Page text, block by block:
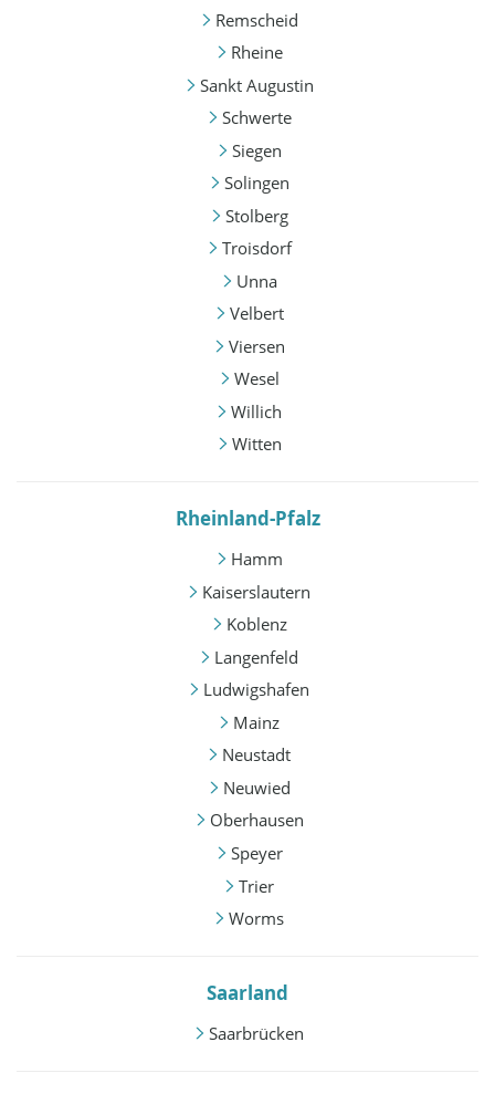
Remscheid
Rheine
Sankt Augustin
Schwerte
Siegen
Solingen
Stolberg
Troisdorf
Unna
Velbert
Viersen
Wesel
Willich
Witten
Rheinland-Pfalz
Hamm
Kaiserslautern
Koblenz
Langenfeld
Ludwigshafen
Mainz
Neustadt
Neuwied
Oberhausen
Speyer
Trier
Worms
Saarland
Saarbrücken